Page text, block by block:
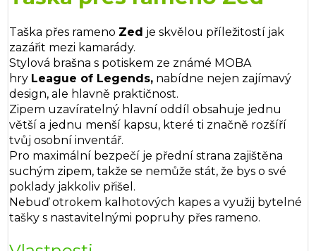
Taška přes rameno Zed je skvělou příležitostí jak
zazářit mezi kamarády.
Stylová brašna s potiskem ze známé MOBA
hry League of Legends, nabídne nejen zajímavý
design, ale hlavně praktičnost.
Zipem uzavíratelný hlavní oddíl obsahuje jednu
větší a jednu menší kapsu, které ti značně rozšíří
tvůj osobní inventář.
Pro maximální bezpečí je přední strana zajištěna
suchým zipem, takže se nemůže stát, že bys o své
poklady jakkoliv přišel.
Nebuď otrokem kalhotových kapes a využij bytelné
tašky s nastavitelnými popruhy přes rameno.